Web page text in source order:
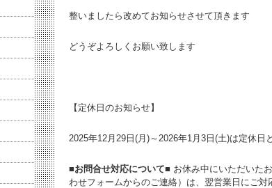
整いましたら改めてお知らせさせて頂きます
どうぞよろしくお願い致します
【定休日のお知らせ】
2025年12月29日(月)～2026年1月3日(土)は定休日
■お問合せ対応について■ お休み中にいただいた
わせフォームからのご連絡）は、翌営業日にご